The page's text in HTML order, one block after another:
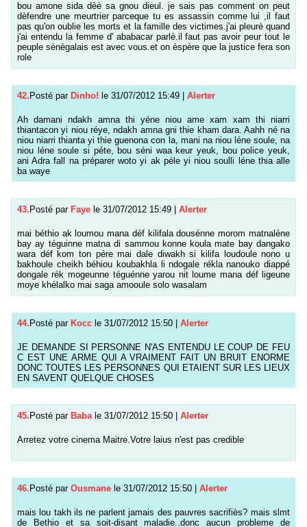
bou amone sida dèè sa gnou dieul. je sais pas comment on peut
dèfendre une meurtrier parceque tu es assassin comme lui ,il faut
pas qu'on oublie les morts et la famille des victimes.j'ai pleurè quand
j'ai entendu la femme d' ababacar parlè.il faut pas avoir peur tout le
peuple sènègalais est avec vous.et on èspère que la justice fera son
role
42. Posté par Dinho! le 31/07/2012 15:49 Alerter
Ah damani ndakh amna thi yéne niou ame xam xam thi niarri
thiantacon yi niou réye, ndakh amna gni thie kham dara. Aahh né na
niou niarri thianta yi thie guenona con la, mani na niou léne soule, na
niou léne soule si péte, bou séni waa keur yeuk, bou police yeuk,
ani Adra fall na préparer woto yi ak péle yi niou soulli léne thia alle
ba waye
43. Posté par Faye le 31/07/2012 15:49 Alerter
mai béthio ak loumou mana déf kilifala dousénne morom matnaléne
bay ay téguinne matna di sammou konne koula mate bay dangako
wara déf kom ton pére mai dale diwakh si kilifa loudoule nono u
bakhoule cheikh béhiou koubakhla li ndogale rékla nanouko diappé
dongale rék mogeunne téguénne yarou nit loume mana déf ligeune
moye khélalko mai saga amooule solo wasalam
44.Posté par Kocc le 31/07/2012 15:50 | Alerter
JE DEMANDE SI PERSONNE N'AS ENTENDU LE COUP DE FEU
C EST UNE ARME QUI A VRAIMENT FAIT UN BRUIT ENORME
DONC TOUTES LES PERSONNES QUI ETAIENT SUR LES LIEUX
EN SAVENT QUELQUE CHOSES
45. Posté par Baba le 31/07/2012 15:50 Alerter
Arretez votre cinema Maitre.Votre laius n'est pas credible
46. Posté par Ousmane le 31/07/2012 15:50 Alerter
mais lou takh ils ne parlent jamais des pauvres sacrifiès? mais slmt
de Bethio et sa soit-disant maladie..donc aucun probleme de